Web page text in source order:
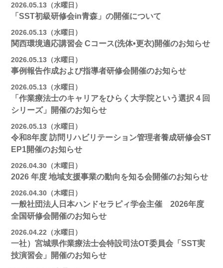
2026.05.13（水曜日）
「SST初級研修会in青森」の開催について
2026.05.13（水曜日）
関西環境適応講習会 Cコース(洗体•更衣)開催のお知らせ
2026.05.13（水曜日）
事例報告作成および指導者研修会開催のお知らせ
2026.05.13（水曜日）
「作業療法士のキャリアをひらく大学院という選択４回
シリーズ」開催のお知らせ
2026.05.13（水曜日）
令和8年度 訪問リハビリテーション管理者養成研修会ST
EP1開催のお知らせ
2026.04.30（木曜日）
2026 年度 地域支援事業の動向を知る会開催のお知らせ
2026.04.30（木曜日）
一般社団法人日本ハンドセラピィ学会主催 2026年度
全国研修会開催のお知らせ
2026.04.22（水曜日）
一社）宮城県作業療法士会特設司法OT委員会「SST実
技演習会」開催のお知らせ